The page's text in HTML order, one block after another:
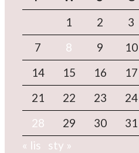
1
2 3
7
8 9 10
14
15 16 17
21
22 23 24
28
29 30
31
« lis
sty »